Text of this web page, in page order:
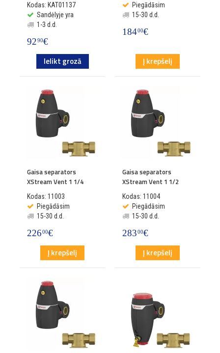
Kodas: KAT01137
Sandėlyje yra
1-3 d.d.
9290€
Ielikt grozā
Piegādāsim
15-30 d.d.
18400€
Į krepšelį
Gaisa separators
XStream Vent 1 1/4
Kodas: 11003
Piegādāsim
15-30 d.d.
22600€
Į krepšelį
Gaisa separators
XStream Vent 1 1/2
Kodas: 11004
Piegādāsim
15-30 d.d.
28300€
Į krepšelį